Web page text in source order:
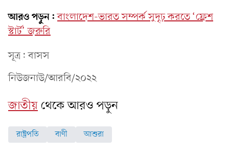
আরও পড়ুন: বাংলাদেশ-ভারত সম্পর্ক সুদৃঢ় করতে ‘ফ্রেশ
স্টার্ট’ জরুরি
সূত্র: বাসস
নিউজনাউ/আরবি/২০২২
জাতীয়থেকে আরও পড়ুন
রাষ্ট্রপতি বাণী আশুরা